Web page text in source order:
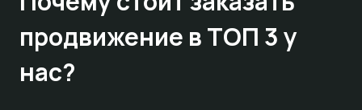
продвижение в ТОП 3 у
нас?